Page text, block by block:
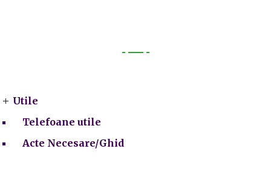
Utile
Telefoane utile
Acte Necesare/Ghid